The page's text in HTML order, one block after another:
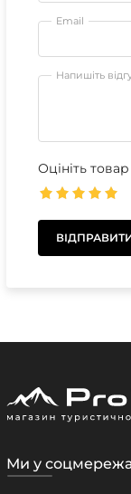
Email
Напишіть
Оцініть товар
Ми у